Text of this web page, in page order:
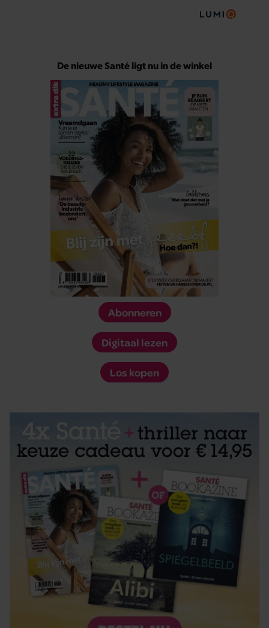
De nieuwe Santé ligt nu in de winkel
Abonneren
Digitaal lezen
Los kopen